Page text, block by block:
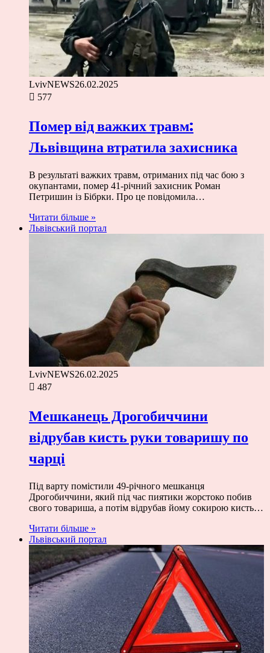
LvivNEWS26.02.2025
577
Помер від важких травм:
Львівщина втратила захисника
В результаті важких травм, отриманих під час бою з
окупантами, помер 41-річний захисник Роман
Петришин із Бібрки. Про це повідомила…
Читати більше »
Львівський портал
LvivNEWS26.02.2025
487
Мешканець Дрогобиччини
відрубав кисть руки товаришу по
чарці
Під варту помістили 49-річного мешканця
Дрогобиччини, який під час пиятики жорстоко побив
свого товариша, а потім відрубав йому сокирою кисть…
Читати більше »
Львівський портал